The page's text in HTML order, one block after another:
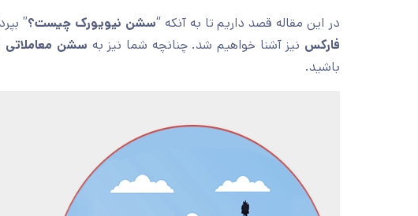
در این مقاله قصد داریم تا به آنکه “سشن نیویورک چیست؟”
فارکس نیز آشنا خواهیم شد. چنانچه شما نیز به سشن معاملاتی
باشید.